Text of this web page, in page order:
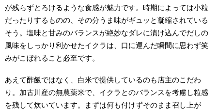
が残らずとろけるような食感が魅力です。時期によっては小粒
だったりするものの、その分うま味がギュッと凝縮されている
そう。塩味と甘みのバランスが絶妙なダレに漬け込んでだしの
風味をしっかり利かせたイクラは、口に運んだ瞬間に思わず笑
みがこぼれること必至です。
あえて酢飯ではなく、白米で提供しているのも店主のこだわ
り。加古川産の無農薬米で、イクラとのバランスを考慮し粒感
を残して炊いています。まずは何も付けずそのまま召し上が